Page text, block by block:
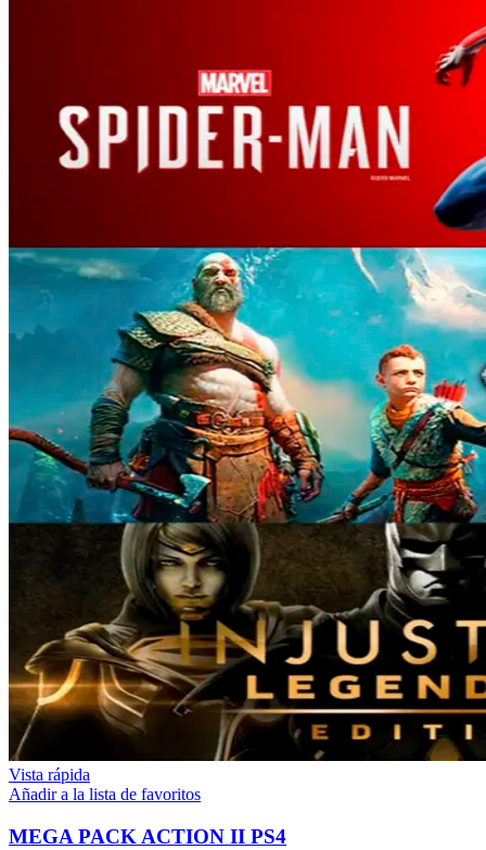
Vista rápida
Añadir a la lista de favoritos
MEGA PACK ACTION II PS4